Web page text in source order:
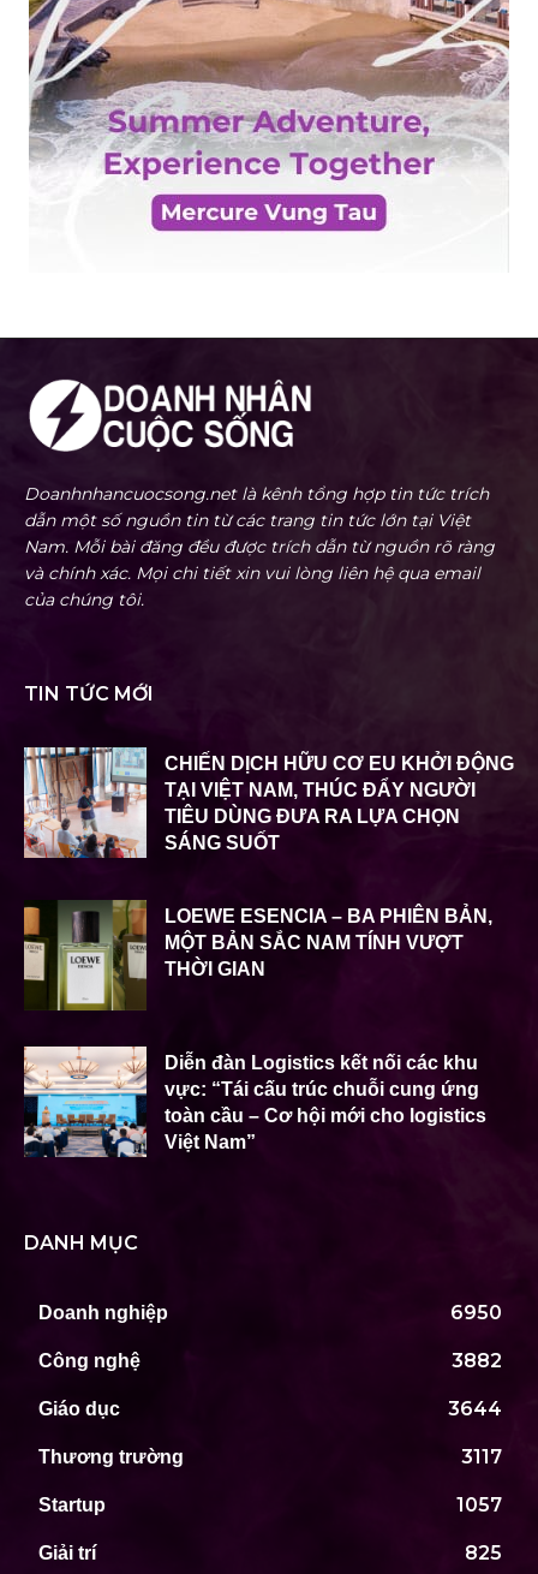
Doanhnhancuocsong.net là kênh tổng hợp tin tức trích
dẫn một số nguồn tin từ các trang tin tức lớn tại Việt
Nam. Mỗi bài đăng đều được trích dẫn từ nguồn rõ ràng
và chính xác. Mọi chi tiết xin vui lòng liên hệ qua email
của chúng tôi.
TIN TỨC MỚI
CHIẾN DỊCH HỮU CƠ EU KHỞI ĐỘNG
TẠI VIỆT NAM, THÚC ĐẨY NGƯỜI
TIÊU DÙNG ĐƯA RA LỰA CHỌN
SÁNG SUỐT
LOEWE ESENCIA – BA PHIÊN BẢN,
MỘT BẢN SẮC NAM TÍNH VƯỢT
THỜI GIAN
Diễn đàn Logistics kết nối các khu
vực: “Tái cấu trúc chuỗi cung ứng
toàn cầu – Cơ hội mới cho logistics
Việt Nam”
DANH MỤC
Doanh nghiệp 6950
Công nghệ 3882
Giáo dục 3644
Thương trường 3117
Startup 1057
Giải trí 825